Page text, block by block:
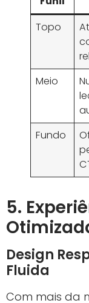
Colaborar
confiança na
gera mais
Parcerias
em vendas
Vendas
Entender
uma
a eficácia das